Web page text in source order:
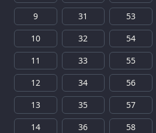
9
10
11
12
13
14
31
32
33
34
35
36
53
54
55
56
57
58